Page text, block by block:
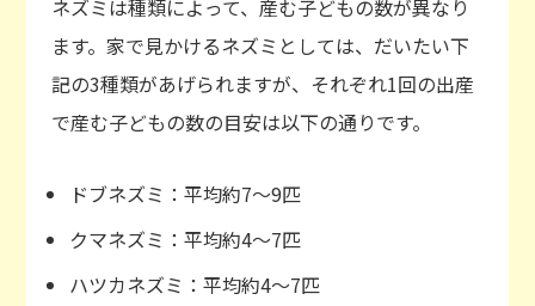
ネズミは種類によって、産む子どもの数が異なり
ます。家で見かけるネズミとしては、だいたい下
記の3種類があげられますが、それぞれ1回の出産
で産む子どもの数の目安は以下の通りです。
ドブネズミ：平均約7〜9匹
クマネズミ：平均約4〜7匹
ハツカネズミ：平均約4〜7匹